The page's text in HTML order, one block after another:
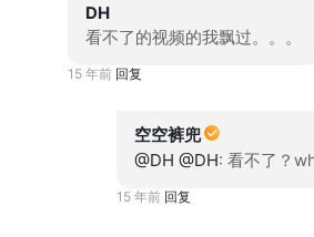
DH
看不了的视频的我飘过。。。
15 年前 回复
空空裤兜
@DH @DH: 看不了？
15 年前 回复